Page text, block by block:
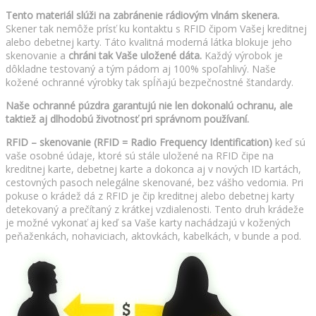
Tento materiál slúži na zabránenie rádiovým vlnám skenera.
Skener tak nemôže prísť ku kontaktu s RFID čipom Vašej kreditnej
alebo debetnej karty. Táto kvalitná moderná látka blokuje jeho
skenovanie a chráni tak Vaše uložené dáta. Každý výrobok je
dôkladne testovaný a tým pádom aj 100% spoľahlivý. Naše
kožené ochranné výrobky tak spĺňajú bezpečnostné štandardy.
Naše ochranné púzdra garantujú nie len dokonalú ochranu, ale
taktiež aj dlhodobú životnosť pri správnom používaní.
RFID – skenovanie (RFID = Radio Frequency Identification) keď sú
vaše osobné údaje, ktoré sú stále uložené na RFID čipe na
kreditnej karte, debetnej karte a dokonca aj v nových ID kartách,
cestovných pasoch nelegálne skenované, bez vášho vedomia. Pri
pokuse o krádež dá z RFID je čip kreditnej alebo debetnej karty
detekovaný a prečítaný z krátkej vzdialenosti. Tento druh krádeže
je možné vykonať aj keď sa Vaše karty nachádzajú v kožených
peňaženkách, nohaviciach, aktovkách, kabelkách, v bunde a pod.